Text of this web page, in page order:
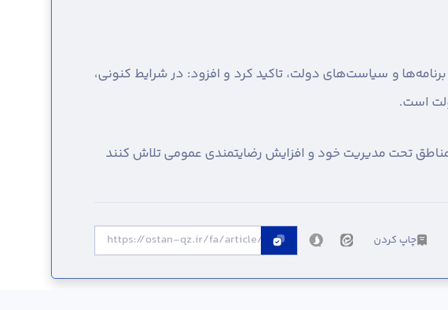
و سیاست‌های دولت، تاکید کرد و افزود: در شرایط کنونی،
است.
مناطق تحت مدیریت خود و افزایش رضایتمندی عمومی تلاش کنند
چاپ کردن